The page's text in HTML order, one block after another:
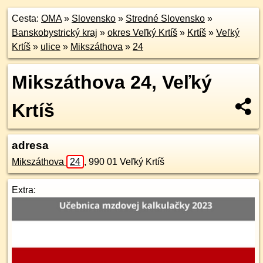
Cesta: OMA» Slovensko » Stredné Slovensko »
Banskobystrický kraj » okres Veľký Krtíš » Krtíš » Veľký
Krtíš » ulice » Mikszáthova » 24
Mikszáthova 24, Veľký
Krtíš
adresa
Mikszáthova 24 , 990 01 Veľký Krtíš
Extra: